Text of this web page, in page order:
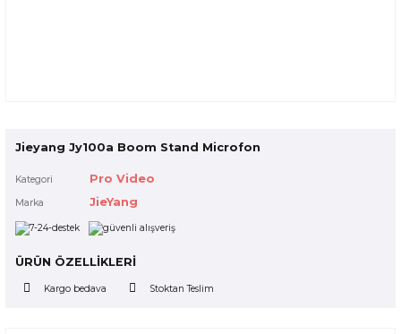
Jieyang Jy100a Boom Stand Microfon
Kategori Pro Video
Marka JieYang
ÜRÜN ÖZELLİKLERİ
Kargo bedava Stoktan Teslim